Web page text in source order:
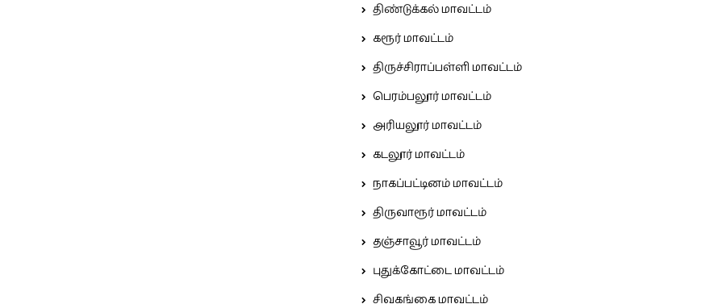
திண்டுக்கல் மாவட்டம்
கரூர் மாவட்டம்
திருச்சிராப்பள்ளி மாவட்டம்
பெரம்பலூர் மாவட்டம்
அரியலூர் மாவட்டம்
கடலூர் மாவட்டம்
நாகப்பட்டினம் மாவட்டம்
திருவாரூர் மாவட்டம்
தஞ்சாவூர் மாவட்டம்
புதுக்கோட்டை மாவட்டம்
சிவகங்கை மாவட்டம்